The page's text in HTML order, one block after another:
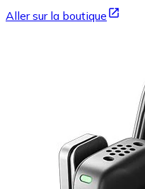
Aller sur la boutique